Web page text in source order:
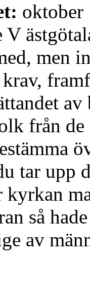
oktober
men
av
från
tar upp
kyrkan
så
av